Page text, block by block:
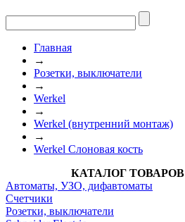
Главная
→
Розетки, выключатели
→
Werkel
→
Werkel (внутренний монтаж)
→
Werkel Слоновая кость
КАТАЛОГ ТОВАРОВ
Автоматы, УЗО, дифавтоматы
Счетчики
Розетки, выключатели